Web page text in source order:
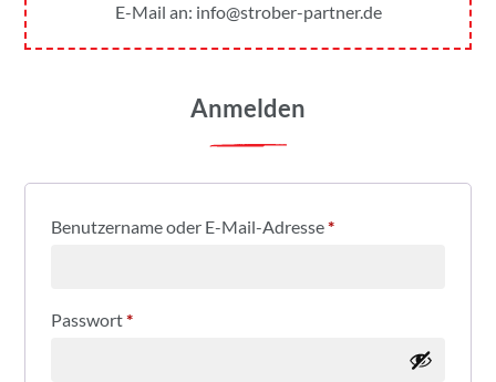
E-Mail an: info@strober-partner.de
Anmelden
Benutzername oder E-Mail-Adresse*
Passwort*